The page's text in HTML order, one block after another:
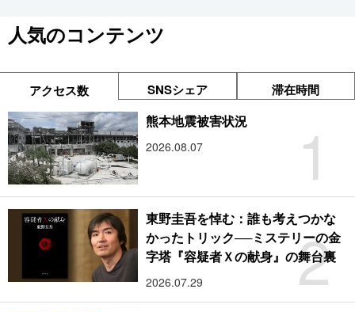
人気のコンテンツ
アクセス数 SNSシェア 滞在時間
1
熊本地震被害状況
2026.08.07
2
東野圭吾を悼む：誰も考えつかな
かったトリック──ミステリーの金
字塔『容疑者Ｘの献身』の舞台裏
2026.07.29